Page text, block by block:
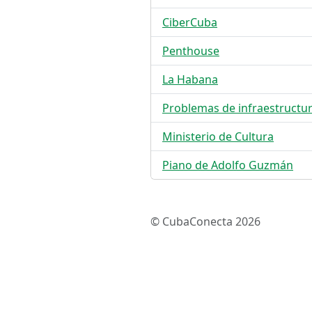
CiberCuba
Penthouse
La Habana
Problemas de
Ministerio de Cultura
Piano de Adolfo Guzmán
© CubaConecta 2026